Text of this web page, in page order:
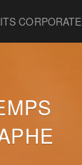
CORPORATE